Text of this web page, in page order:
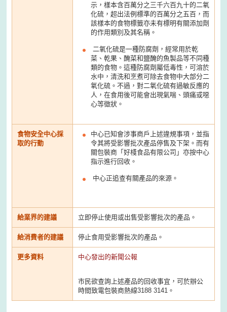
示，樣本含百萬分之三千六百九十的二氧
化硫，超出法例標準的百萬分之五百，而
該樣本的食物標籤亦未有標明有關添加劑
的作用類別及其名稱。
二氧化硫是一種防腐劑，經常用於乾
菜、乾果、醃菜和鹽醃的魚製品等不同種
類的食物。這種防腐劑屬低毒性，可溶於
水中，清洗和烹煮可除去食物中大部分二
氧化硫。不過，對二氧化硫有過敏反應的
人，在食用後可能會出現氣喘、頭痛或噁
心等徵狀。
食物安全中心採
取的行動
中心已知會涉事商戶上述違規事項，並指
令其將受影響批次產品停售及下架。而有
關包裝商「好棧食品有限公司」亦按中心
指示進行回收。
中心正追查有關產品的來源。
給業界的建議 立即停止使用或出售受影響批次的產品。
給消費者的建議 停止食用受影響批次的產品。
更多資料 中心發出的新聞公報
市民欲查詢上述產品的回收事宜，可於辦公
時間致電包裝商熱線3188 3141。